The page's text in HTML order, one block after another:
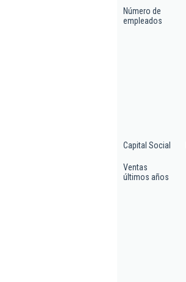
Número de
empleados
Capital Social
Ventas
últimos años